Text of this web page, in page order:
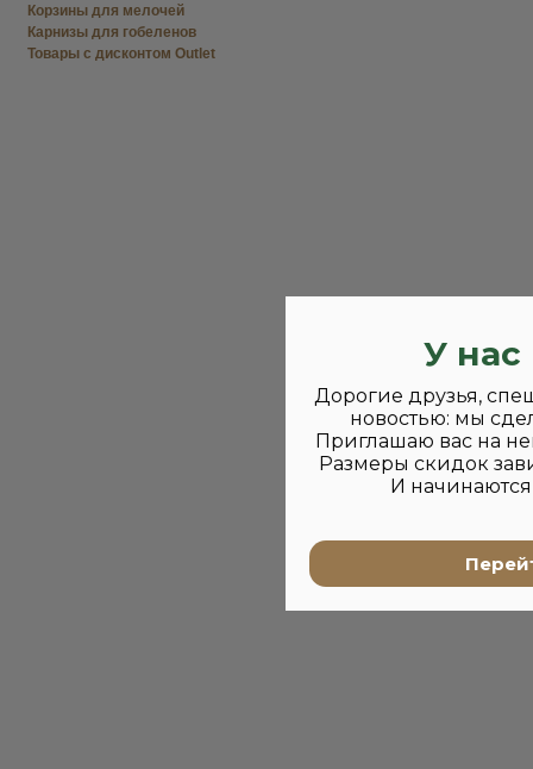
Корзины для мелочей
Карнизы для гобеленов
Товары с дисконтом Outlet
У нас
Дорогие друзья,
новостью: мы
Приглашаю вас на
Размеры скидок
И начинаются